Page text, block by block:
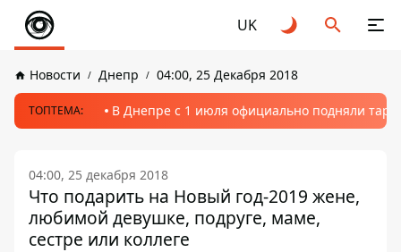
UK
Новости Днепр 04:00, 25 Декабря 2018
ТОПТЕМА: В Днепре с 1 июля официально подняли
04:00, 25 декабря 2018
Что подарить на Новый год-2019 жене,
любимой девушке, подруге, маме,
сестре или коллеге